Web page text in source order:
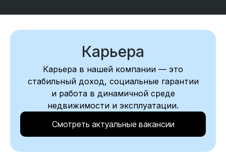
Карьера
Карьера в нашей компании — это
стабильный доход, социальные гарантии
и работа в динамичной среде
недвижимости и эксплуатации.
Смотреть актуальные вакансии